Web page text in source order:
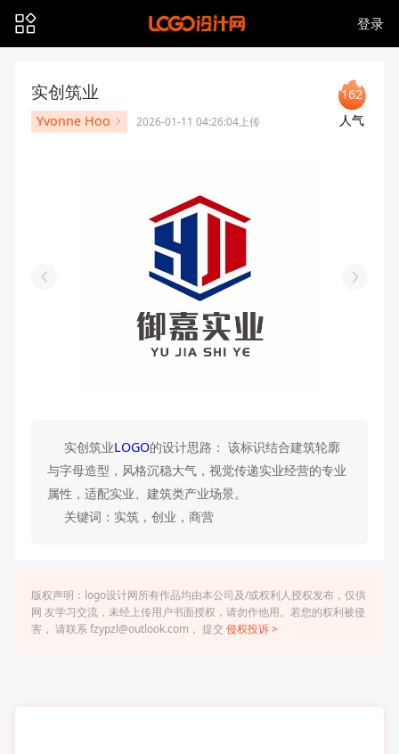
登录
实创筑业
Yvonne Hoo 2026-01-11 04:26:04上传
162
人气
实创筑业LOGO的设计思路： 该标识结合建筑轮廓
与字母造型，风格沉稳大气，视觉传递实业经营的专业
属性，适配实业、建筑类产业场景。
关键词：实筑，创业，商营
版权声明：logo设计网所有作品均由本公司及/或权利人授权发布，仅供
网 友学习交流，未经上传用户书面授权，请勿作他用。若您的权利被侵
害， 请联系 fzypzl@outlook.com， 提交 侵权投诉 >